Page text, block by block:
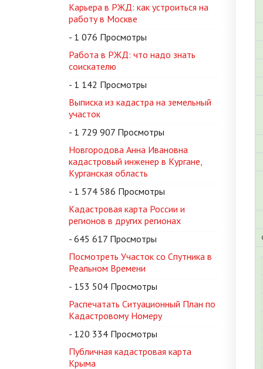
Карьера в РЖД: как устроиться на
работу в Москве
- 1 076 Просмотры
Работа в РЖД: что надо знать
соискателю
- 1 142 Просмотры
Выписка из кадастра на земельный
участок
- 1 729 907 Просмотры
Новгородова Анна Ивановна
кадастровый инженер в Кургане,
Курганская область
- 1 574 586 Просмотры
Кадастровая карта России и
регионов в других регионах
- 645 617 Просмотры
Посмотреть Участок со Спутника в
Реальном Времени
- 153 504 Просмотры
Распечатать Ситуационный План по
Кадастровому Номеру
- 120 334 Просмотры
Публичная кадастровая карта
Крыма